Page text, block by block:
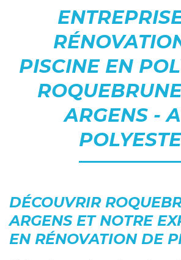
PISCINE EN
ARGENS -
DÉCOUVRIR
ARGENS ET NOTRE
EN RÉNOVATION DE